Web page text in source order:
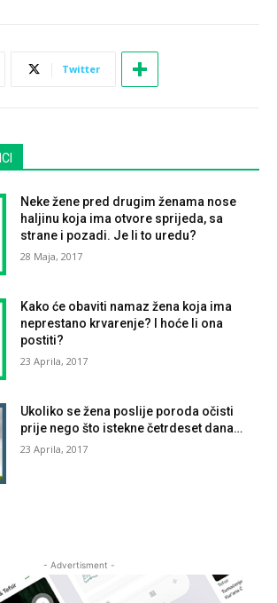
Twitter
Neke žene pred drugim ženama nose
haljinu koja ima otvore sprijeda, sa
strane i pozadi. Je li to uredu?
28 Maja, 2017
Kako će obaviti namaz žena koja ima
neprestano krvarenje? I hoće li ona
postiti?
23 Aprila, 2017
Ukoliko se žena poslije poroda očisti
prije nego što istekne četrdeset dana…
23 Aprila, 2017
- Advertisment -